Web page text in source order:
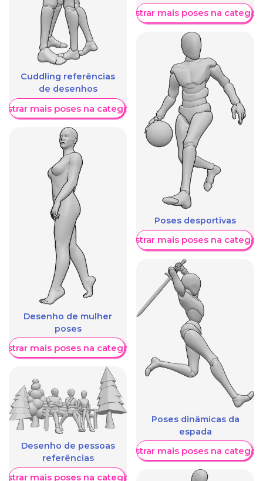
Cuddling referências
de desenhos
mais poses na categoria
Desenho de mulher
poses
mais poses na categoria
Desenho de pessoas
referências
mais poses na categoria
Mostrar mais poses na
Poses desportivas
Mostrar mais poses na
Poses dinâmicas da
espada
Mostrar mais poses na